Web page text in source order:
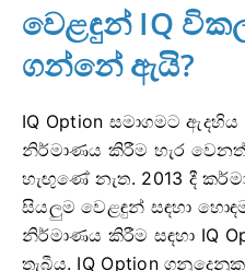
වෙළඳුන් IQ
ගන්නේ ඇයි?
IQ Option සමාගමට
නිර්මාණය කිරීම හැර
හැඟුණේ නැත. 2013 දී
සියලුම වෙළඳුන් සඳහා
නිර්මාණය කිරීම සඳහා IQ
තැබීය. IQ Option